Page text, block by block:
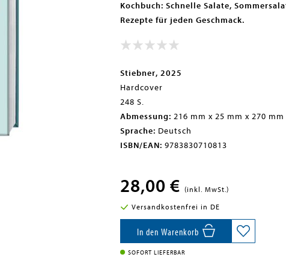
Kochbuch: Schnelle Salate,
Rezepte für jeden Geschmack.
Stiebner, 2025
Hardcover
248 S.
Abmessung: 216 mm x 25 mm x 270 mm
Sprache: Deutsch
ISBN/EAN: 9783830710813
28,00 € (inkl. MwSt.)
Versandkostenfrei in DE
In den Warenkorb
SOFORT LIEFERBAR